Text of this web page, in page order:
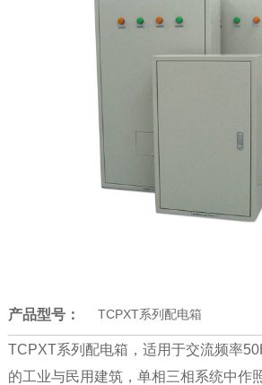
产品型号： TCPXT系列配电箱
TCPXT系列配电箱，适用于交流频率
的工业与民用建筑，单相三相系统中作